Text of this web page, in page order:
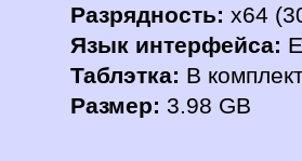
Разрядность: x64
Язык интерфейса:
Таблэтка: В
Размер: 3.98 GB